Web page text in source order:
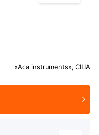
«Ada instruments», США